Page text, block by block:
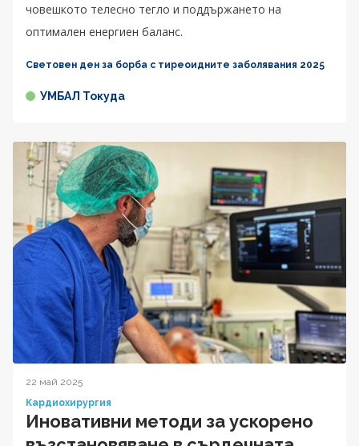
човешкото телесно тегло и поддържането на
оптимален енергиен баланс.
Световен ден за борба с тиреоидните заболявания 2025
УМБАЛ Токуда
22 май 2025
Кардиохирургия
Иновативни методи за ускорено